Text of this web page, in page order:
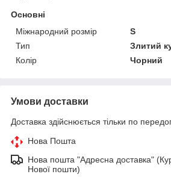
Основні
Міжнародний розмір
S
Тип
Злитий
Колір
Чорний
Умови доставки
Доставка здійснюється тільки по
Нова Пошта
Нова пошта "Адресна доставка"
Нової пошти)